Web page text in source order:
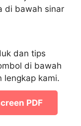
di bawah sinar
dan tips
di bawah
lengkap kami.
PDF